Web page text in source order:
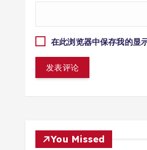
在此浏览器中保存我的显
You Missed